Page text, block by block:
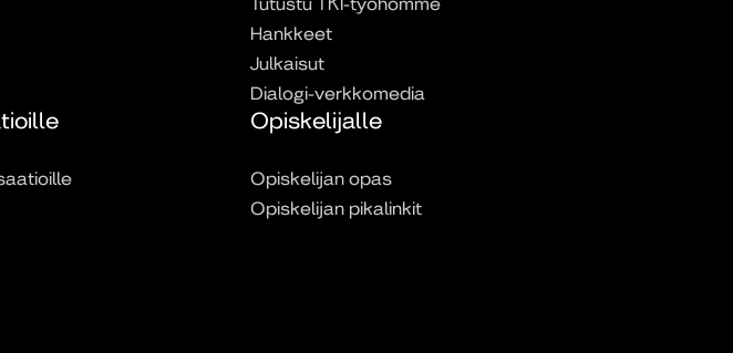
Hankkeet
Julkaisut
Dialogi-verkkomedia
Opiskelijalle
Opiskelijan opas
Opiskelijan pikalinkit